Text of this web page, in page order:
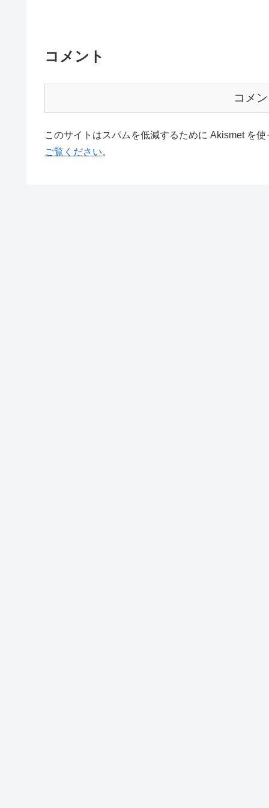
コメント
コメ
このサイトはスパムを低減するために Akismet を
ご覧ください。